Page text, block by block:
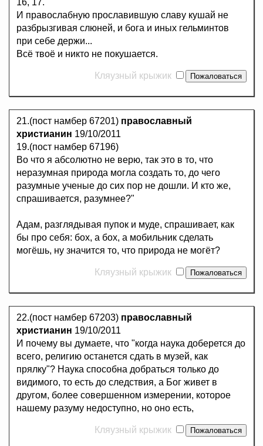
16, 17.
И правослабную прославившую славу кушай не
разбрызгивая слюней, и бога и иных гельминтов
при себе держи...
Всё твоё и никто не покушается.
Кляузный крыжик
21.(пост намбер 67201) православный
христианин 19/10/2011
19.(пост намбер 67196)
Во что я абсолютно не верю, так это в то, что
неразумная природа могла создать то, до чего
разумные ученые до сих пор не дошли. И кто же,
спрашивается, разумнее?"
Адам, разглядывая пупок и муде, спрашивает, как
бы про себя: бох, а бох, а мобильник сделать
могёшь, ну значится то, что природа не могёт?
Кляузный крыжик
22.(пост намбер 67203) православный
христианин 19/10/2011
И почему вы думаете, что "когда наука доберется до
всего, религию останется сдать в музей, как
прялку"? Наука способна добраться только до
видимого, то есть до следствия, а Бог живет в
другом, более совершенном измерении, которое
нашему разуму недоступно, но оно есть,
Кляузный крыжик